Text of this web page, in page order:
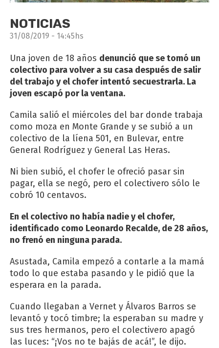
NOTICIAS
31/08/2019 - 14:45hs
Una joven de 18 años denunció que se tomó un
colectivo para volver a su casa después de salir
del trabajo y el chofer intentó secuestrarla. La
joven escapó por la ventana.
Camila salió el miércoles del bar donde trabaja
como moza en Monte Grande y se subió a un
colectivo de la líena 501, en Bulevar, entre
General Rodríguez y General Las Heras.
Ni bien subió, el chofer le ofreció pasar sin
pagar, ella se negó, pero el colectivero sólo le
cobró 10 centavos.
En el colectivo no había nadie y el chofer,
identificado como Leonardo Recalde, de 28 años,
no frenó en ninguna parada.
Asustada, Camila empezó a contarle a la mamá
todo lo que estaba pasando y le pidió que la
esperara en la parada.
Cuando llegaban a Vernet y Álvaros Barros se
levantó y tocó timbre; la esperaban su madre y
sus tres hermanos, pero el colectivero apagó
las luces: “¡Vos no te bajás de acá!”, le dijo.